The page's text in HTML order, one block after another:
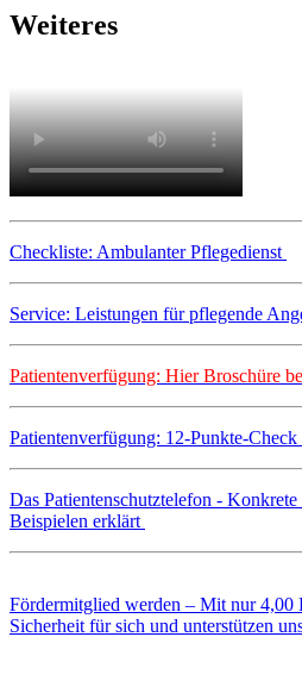
Weiteres
Checkliste: Ambulanter Pflegedienst
Service: Leistungen für pflegende
Patientenverfügung: Hier Broschüre
Patientenverfügung: 12-Punkte-Check
Das Patientenschutztelefon -
Beispielen erklärt
Fördermitglied werden – Mit nur 4,00
Sicherheit für sich und unterstützen